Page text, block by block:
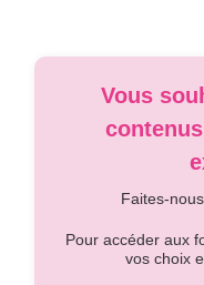
Vous
Faites-
Pour accéder aux
vos choix